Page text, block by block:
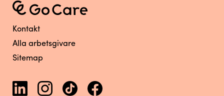
Kontakt
Alla arbetsgivare
Sitemap